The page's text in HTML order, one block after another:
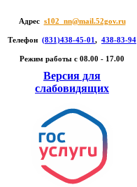
Адрес s102_nn@mail.52gov.ru
Телефон (831)438-45-01 , 438-83-94
Режим работы c 08.00 - 17.00
Версия для
слабовидящих